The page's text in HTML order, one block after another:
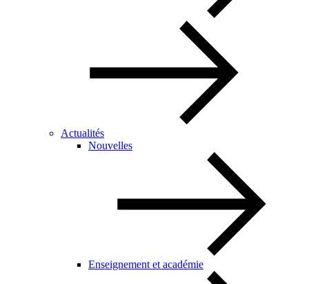
Actualités
Nouvelles
Enseignement et académie